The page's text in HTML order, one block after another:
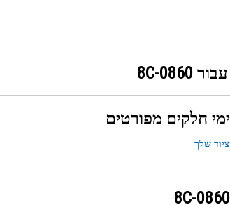
8C-0860
חלקים מפורטים
שלך
8C-0860